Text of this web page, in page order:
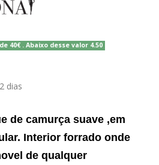
40€ . Abaixo desse valor 4.50
dias
de camurça suave ,em
Interior forrado onde
de qualquer